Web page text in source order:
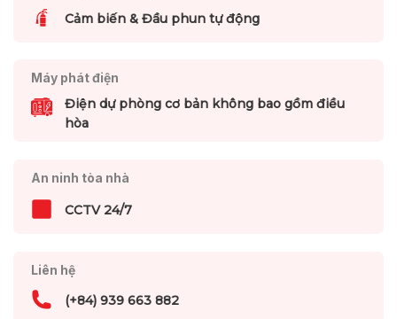
Cảm biến & Đầu phun tự động
Máy phát điện
Điện dự phòng cơ bản không bao gồm điều
hòa
An ninh tòa nhà
CCTV 24/7
Liên hệ
(+84) 939 663 882